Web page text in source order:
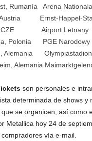
Rumanía Arena Nationala
Austria Ernst-Happel-
CZE Airport Letnany
Polonia PGE Narodowy
Alemania Olympiastadion
Alemania
son personales e
determinada de shows y
se organicen, así como
Metallica hoy 24 de
vía e-mail.